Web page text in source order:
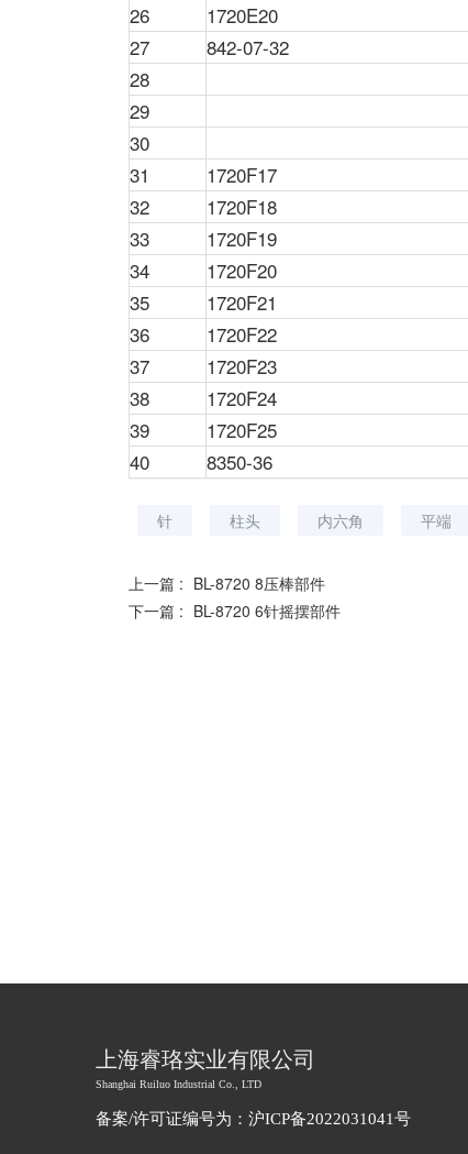
26
1720E20
27
842-07-32
28
29
30
31
1720F17
32
1720F18
33
1720F19
34
1720F20
35
1720F21
36
1720F22
37
1720F23
38
1720F24
39
1720F25
40
8350-36
针 柱头 内六角 平端
上一篇 : BL-8720 8压棒部件
下一篇 : BL-8720 6针摇摆部件
上海睿珞实业有限公司
Shanghai Ruiluo Industrial Co., LTD
备案/许可证编号为： 沪ICP备2022031041号